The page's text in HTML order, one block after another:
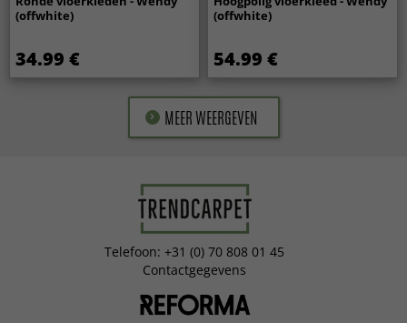
(offwhite)
34.99 €
(offwhite)
54.99 €
MEER WEERGEVEN
Telefoon: +31 (0) 70 808 01 45
Contactgegevens